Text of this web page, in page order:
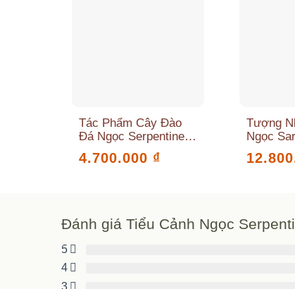
Tác Phẩm Cây Đào
Đá Ngọc Serpentine
4.700.000 ₫
Tượng
Ngọc
38
Đánh giá Tiểu Cảnh Ngọc
5
4
3